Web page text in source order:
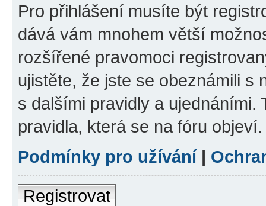
Pro přihlášení musíte být
dává vám mnohem větší
rozšířené pravomoci
ujistěte, že jste se obeznámili s
s dalšími pravidly a ujednáními.
pravidla, která se na fóru objeví.
Podmínky pro užívání|
Registrovat